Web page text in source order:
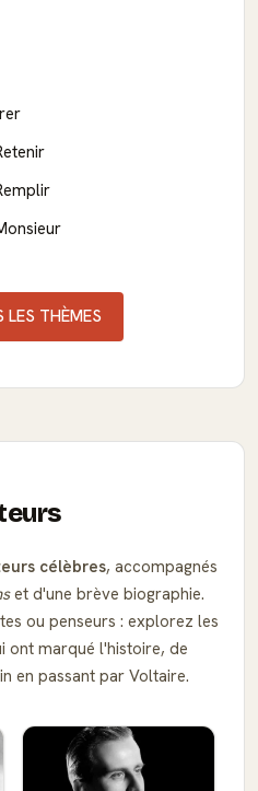
LES THÈMES
célèbres, accompagnés
et d'une brève biographie.
ou penseurs : explorez les
ont marqué l'histoire, de
en passant par Voltaire.